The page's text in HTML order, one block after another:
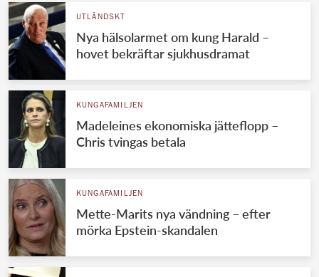
UTLÄNDSKT
Nya hälsolarmet om kung Harald –
hovet bekräftar sjukhusdramat
KUNGAFAMILJEN
Madeleines ekonomiska jätteflopp –
Chris tvingas betala
KUNGAFAMILJEN
Mette-Marits nya vändning – efter
mörka Epstein-skandalen